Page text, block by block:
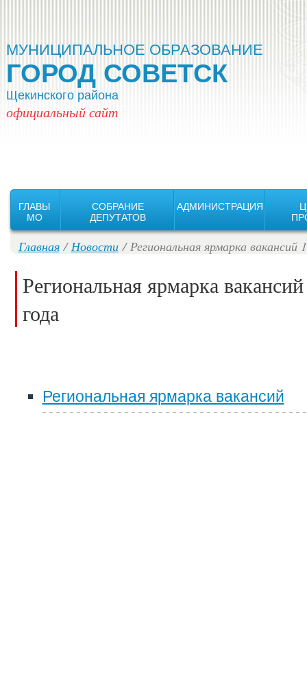
МУНИЦИПАЛЬНОЕ ОБРАЗОВАНИЕ
ГОРОД СОВЕТСК
Щекинского района
официальный сайт
ГЛАВЫ
MO
СОБРАНИЕ
ДЕПУТАТОВ
АДМИНИСТРАЦИЯ
Главная/Новости/ Региональная ярмарка вакансий
Региональная ярмарка
года
Региональная ярмарка вакансий